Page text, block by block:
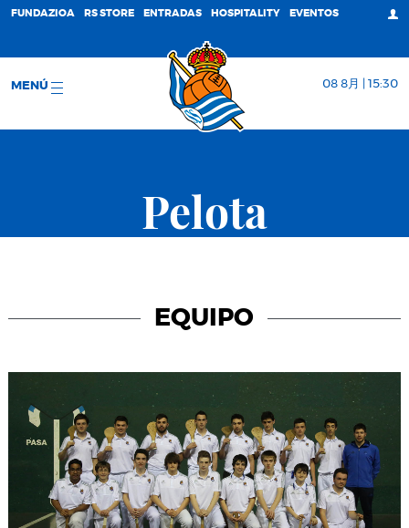
FUNDAZIOA RS STORE ENTRADAS HOSPITALITY EVENTOS
MENÚ 08 8月 | 15:30
Pelota
EQUIPO